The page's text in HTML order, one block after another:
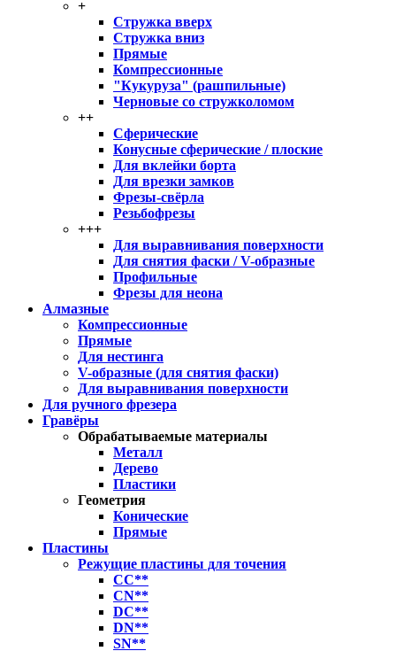
+
Стружка вверх
Стружка вниз
Прямые
Компрессионные
"Кукуруза" (рашпильные)
Черновые со стружколомом
++
Сферические
Конусные сферические / плоские
Для вклейки борта
Для врезки замков
Фрезы-свёрла
Резьбофрезы
+++
Для выравнивания поверхности
Для снятия фаски / V-образные
Профильные
Фрезы для неона
Алмазные
Компрессионные
Прямые
Для нестинга
V-образные (для снятия фаски)
Для выравнивания поверхности
Для ручного фрезера
Гравёры
Обрабатываемые материалы
Металл
Дерево
Пластики
Геометрия
Конические
Прямые
Пластины
Режущие пластины для точения
CC**
CN**
DC**
DN**
SN**